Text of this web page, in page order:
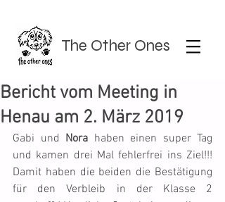
The Other Ones
Bericht vom Meeting in
Henau am 2. März 2019
Gabi und Nora haben einen super Tag
und kamen drei Mal fehlerfrei ins Ziel!!!
Damit haben die beiden die Bestätigung
für den Verbleib in der Klasse 2